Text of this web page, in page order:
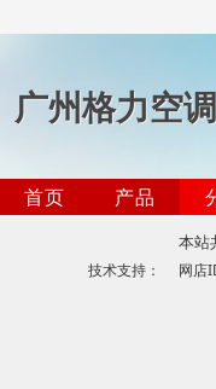
广州格力空
首页 产品
本站
技术支持： 网店